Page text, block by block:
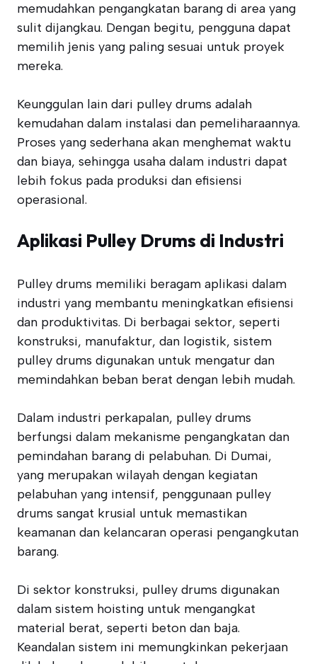
memudahkan pengangkatan barang di area yang
sulit dijangkau. Dengan begitu, pengguna dapat
memilih jenis yang paling sesuai untuk proyek
mereka.
Keunggulan lain dari pulley drums adalah
kemudahan dalam instalasi dan pemeliharaannya.
Proses yang sederhana akan menghemat waktu
dan biaya, sehingga usaha dalam industri dapat
lebih fokus pada produksi dan efisiensi
operasional.
Aplikasi Pulley Drums di Industri
Pulley drums memiliki beragam aplikasi dalam
industri yang membantu meningkatkan efisiensi
dan produktivitas. Di berbagai sektor, seperti
konstruksi, manufaktur, dan logistik, sistem
pulley drums digunakan untuk mengatur dan
memindahkan beban berat dengan lebih mudah.
Dalam industri perkapalan, pulley drums
berfungsi dalam mekanisme pengangkatan dan
pemindahan barang di pelabuhan. Di Dumai,
yang merupakan wilayah dengan kegiatan
pelabuhan yang intensif, penggunaan pulley
drums sangat krusial untuk memastikan
keamanan dan kelancaran operasi pengangkutan
barang.
Di sektor konstruksi, pulley drums digunakan
dalam sistem hoisting untuk mengangkat
material berat, seperti beton dan baja.
Keandalan sistem ini memungkinkan pekerjaan